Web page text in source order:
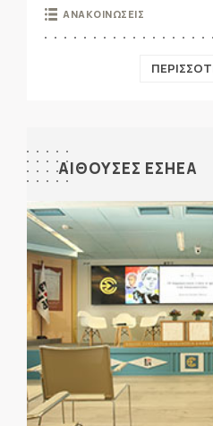
ΑΝΑΚΟΙΝΩΣΕΙΣ
ΑΙΘΟΥΣΕΣ ΕΣΗΕΑ